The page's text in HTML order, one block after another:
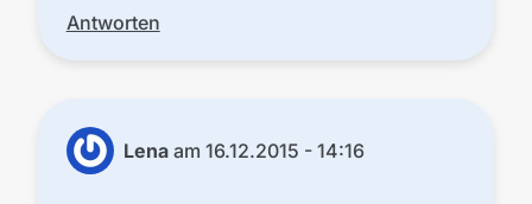
Antworten
Lena am 16.12.2015 - 14:16